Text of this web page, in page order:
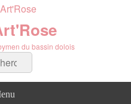
du bassin dolois
: